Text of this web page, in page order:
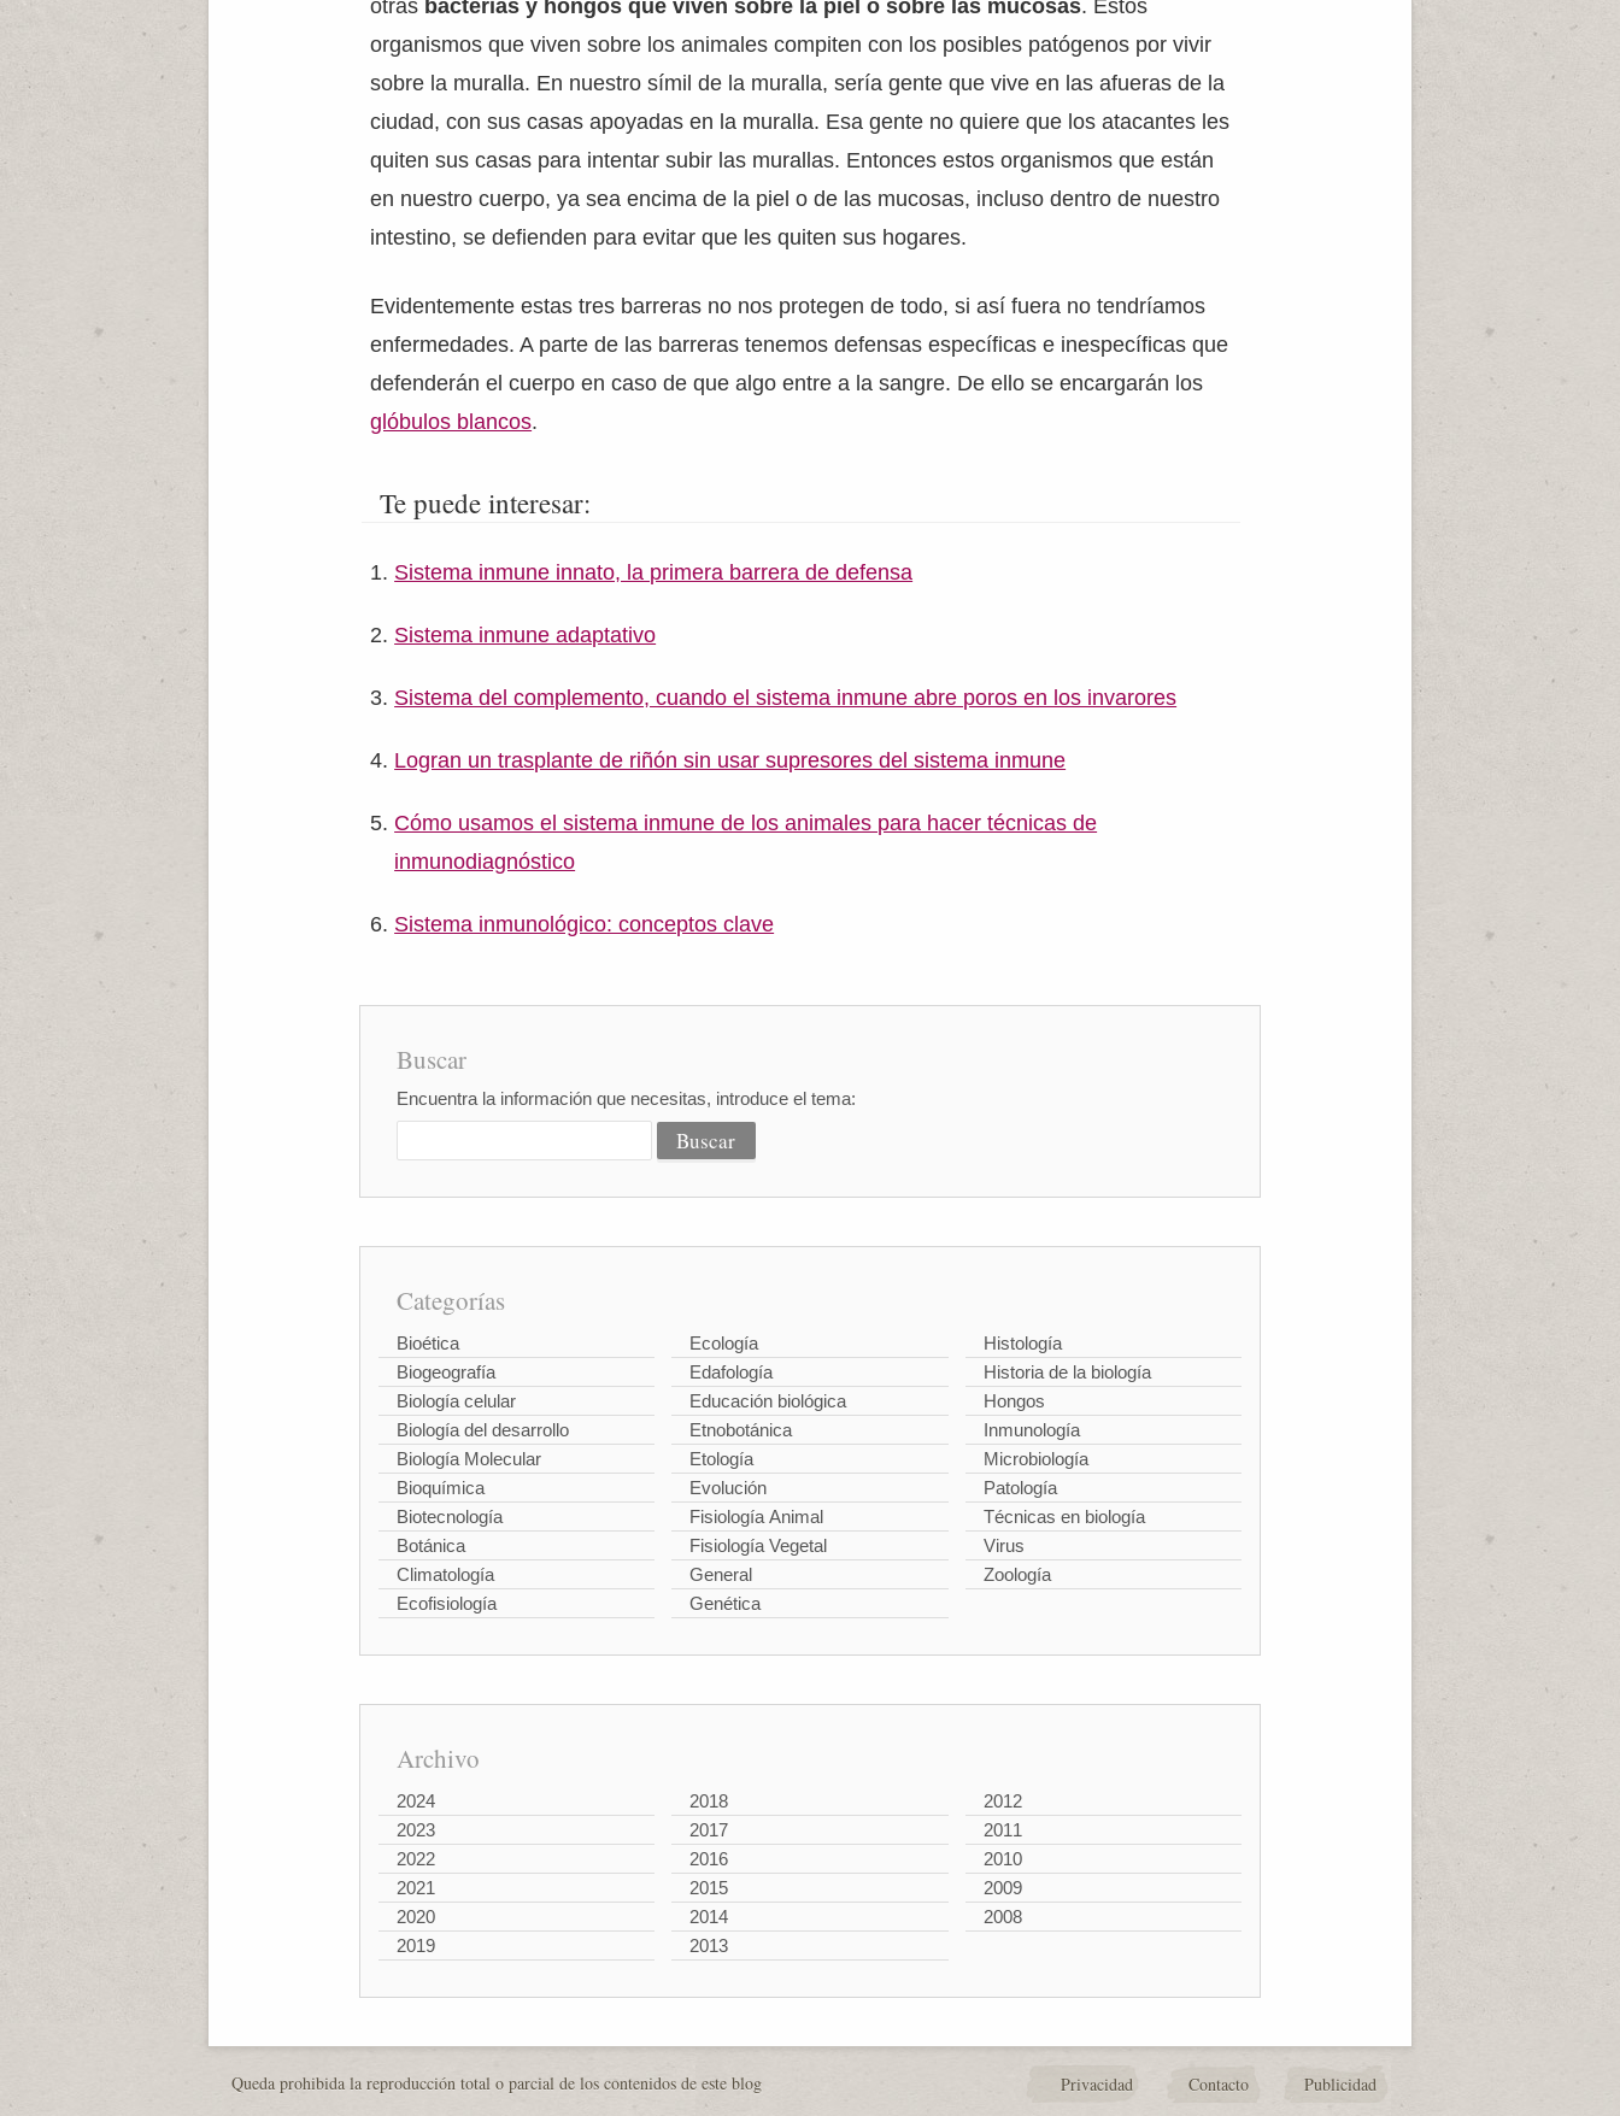
otras bacterias y hongos que viven sobre la piel o sobre las mucosas. Estos
organismos que viven sobre los animales compiten con los posibles patógenos por vivir
sobre la muralla. En nuestro símil de la muralla, sería gente que vive en las afueras de la
ciudad, con sus casas apoyadas en la muralla. Esa gente no quiere que los atacantes les
quiten sus casas para intentar subir las murallas. Entonces estos organismos que están
en nuestro cuerpo, ya sea encima de la piel o de las mucosas, incluso dentro de nuestro
intestino, se defienden para evitar que les quiten sus hogares.
Evidentemente estas tres barreras no nos protegen de todo, si así fuera no tendríamos
enfermedades. A parte de las barreras tenemos defensas específicas e inespecíficas que
defenderán el cuerpo en caso de que algo entre a la sangre. De ello se encargarán los
glóbulos blancos.
Te puede interesar:
Sistema inmune innato, la primera barrera de defensa
Sistema inmune adaptativo
Sistema del complemento, cuando el sistema inmune abre poros en los invarores
Logran un trasplante de riñón sin usar supresores del sistema inmune
Cómo usamos el sistema inmune de los animales para hacer técnicas de
inmunodiagnóstico
Sistema inmunológico: conceptos clave
Buscar
Encuentra la información que necesitas, introduce el tema:
Categorías
Bioética
Biogeografía
Biología celular
Biología del desarrollo
Biología Molecular
Bioquímica
Biotecnología
Botánica
Climatología
Ecofisiología
Ecología
Edafología
Educación biológica
Etnobotánica
Etología
Evolución
Fisiología Animal
Fisiología Vegetal
General
Genética
Histología
Historia de la biología
Hongos
Inmunología
Microbiología
Patología
Técnicas en biología
Virus
Zoología
Archivo
2024
2023
2022
2021
2020
2019
2018
2017
2016
2015
2014
2013
2012
2011
2010
2009
2008
Queda prohibida la reproducción total o parcial de los contenidos de este blog Privacidad Contacto Publicidad